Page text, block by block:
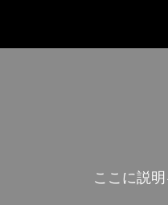
こ こ に説明